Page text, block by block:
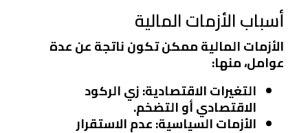
أسباب الأزمات المالية
الأزمات المالية ممكن تكون ناتجة عن عدة
عوامل، منها:
التغيرات الاقتصادية: زي الركود
الاقتصادي أو التضخم.
الأزمات السياسية: عدم الاستقرار